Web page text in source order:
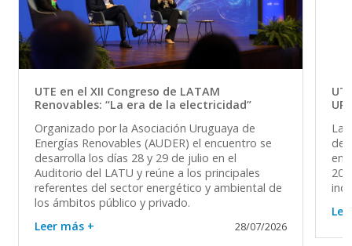
UTE en el XII Congreso de LATAM
Renovables: “La era de la electricidad”
Organizado por la Asociación Uruguaya de
Energías Renovables (AUDER) el encuentro se
desarrolla los días 28 y 29 de julio en el
Auditorio del LATU y reúne a los principales
referentes del sector energético y ambiental de
los ámbitos público y privado.
Leer más +
28/07/2026
La
del
en